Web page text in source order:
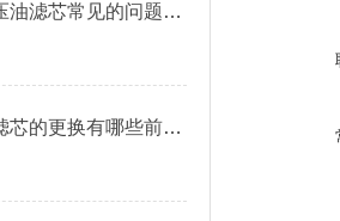
使用贺德克液压油滤芯常见的问题有哪些？
贺德克液压油滤芯的更换有哪些前提条件